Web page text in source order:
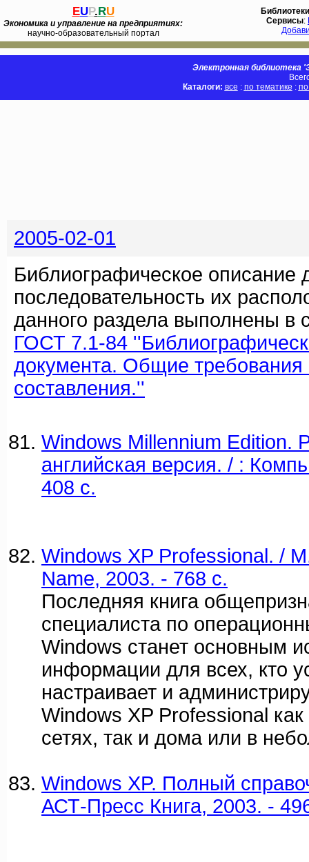
EUP.RU
Экономика и управление на предприятиях:
научно-образовательный портал
Библиотеки
Сервисы:
Электронная библиотека
Каталоги: все : по тематике :
2005-02-01
Библиографическое описание
последовательность их
данного раздела выполнены в
ГОСТ 7.1-84
документа. Общие требования
составления.''
Windows Millennium Edition.
английская версия. / :
408 c.
Windows XP Professional. /
Name, 2003. - 768 c.
Последняя книга
специалиста по
Windows станет основным
информации для всех, кто
настраивает и
Windows XP Professional
сетях, так и дома или в
Windows XP. Полный
АСТ-Пресс Книга, 2003. -